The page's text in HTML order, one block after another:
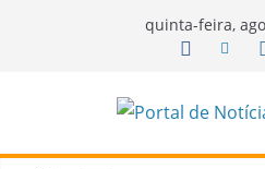
quinta-feira,